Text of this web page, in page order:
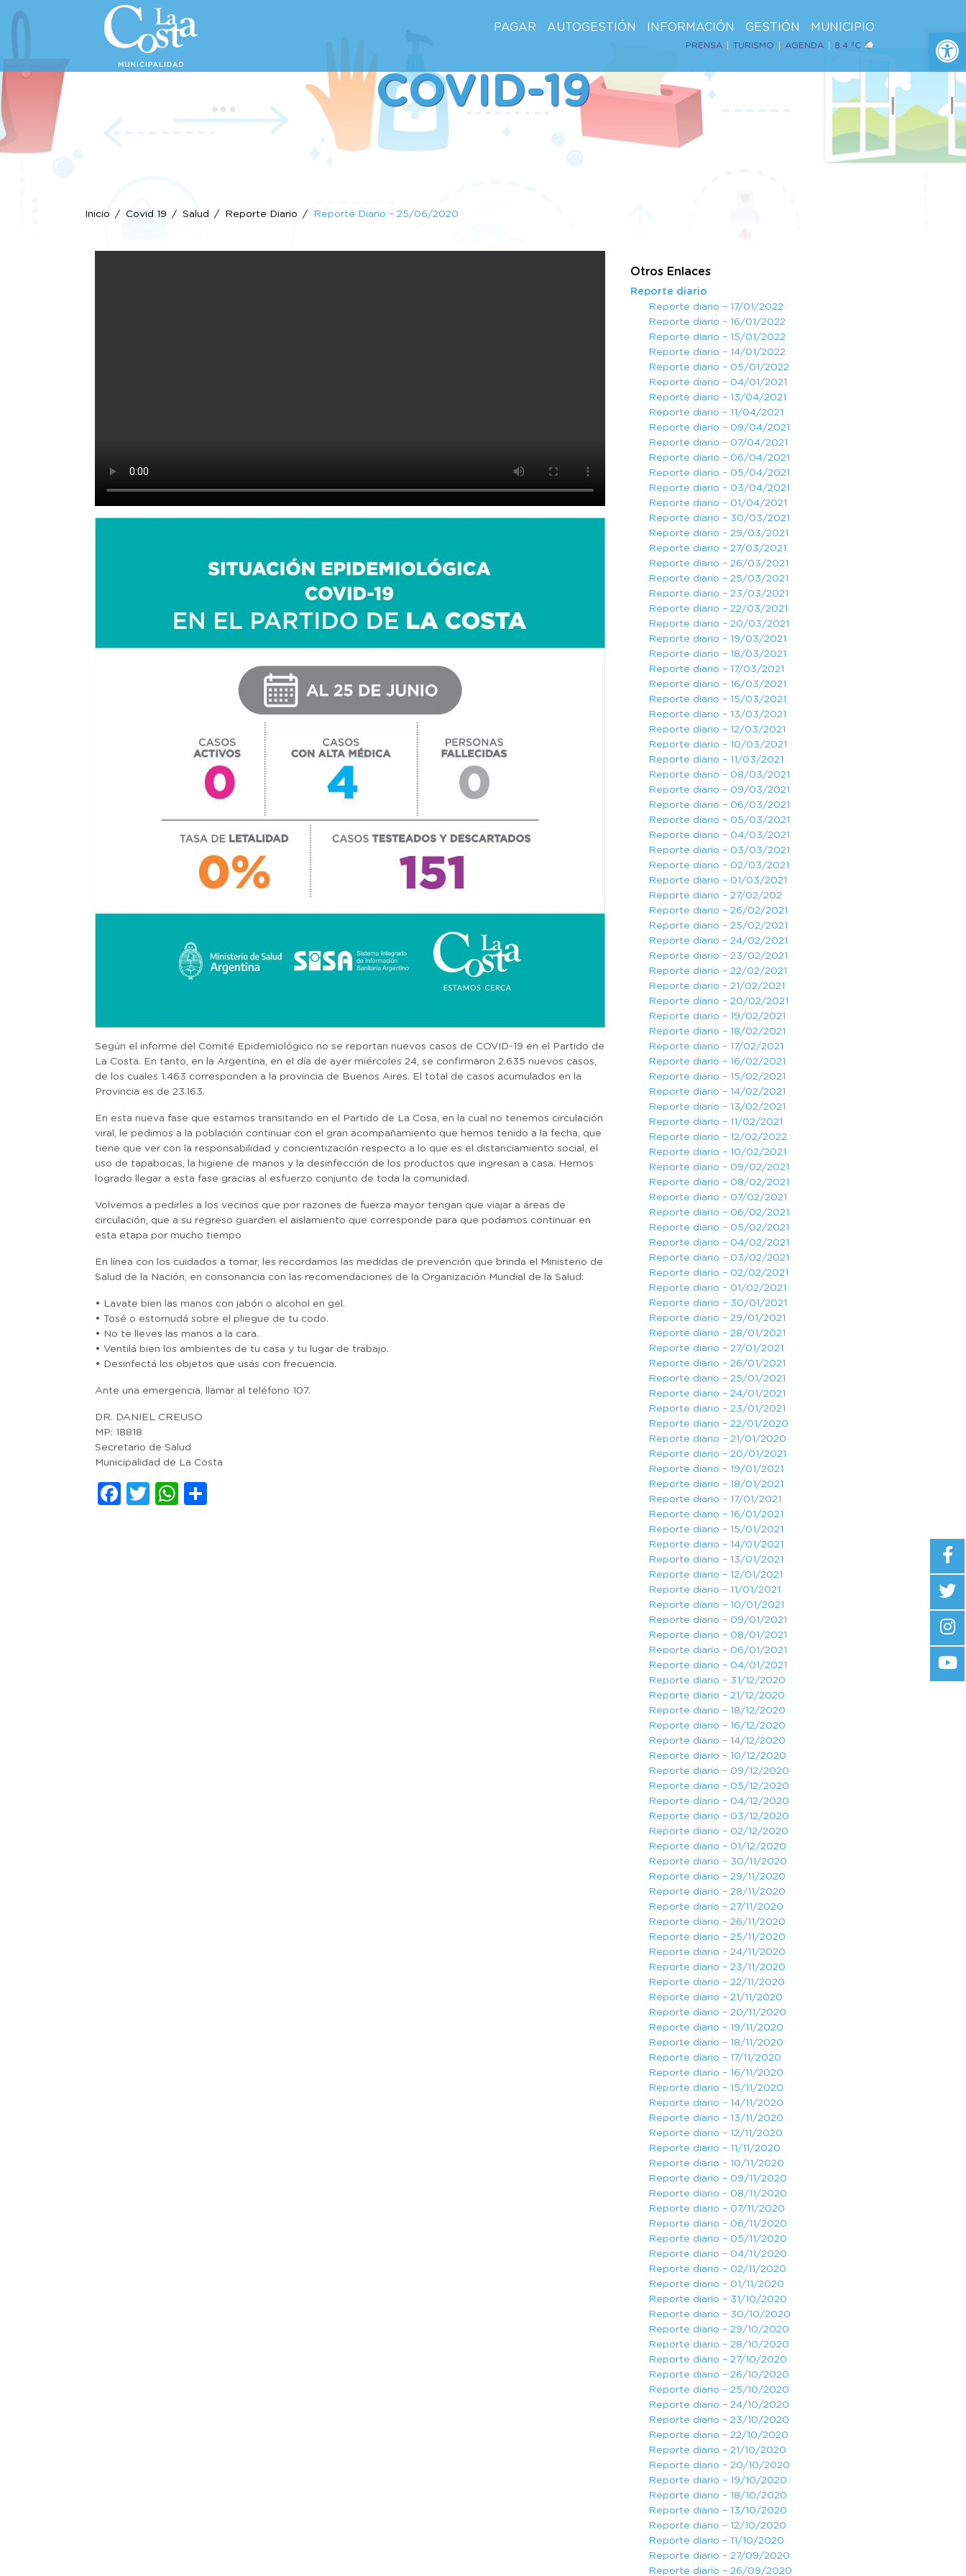
PAGAR AUTOGESTIÓN INFORMACIÓN GESTIÓN MUNICIPIO
PRENSA TURISMO AGENDA 8.4 ºC
COVID-19
Inicio Covid 19 Salud Reporte Diario Reporte Diario – 25/06/2020
Según el informe del Comité Epidemiológico no se reportan nuevos casos de COVID-19 en el Partido de
La Costa. En tanto, en la Argentina, en el día de ayer miércoles 24, se confirmaron 2.635 nuevos casos,
de los cuales 1.463 corresponden a la provincia de Buenos Aires. El total de casos acumulados en la
Provincia es de 23.163.
En esta nueva fase que estamos transitando en el Partido de La Cosa, en la cual no tenemos circulación
viral, le pedimos a la población continuar con el gran acompañamiento que hemos tenido a la fecha, que
tiene que ver con la responsabilidad y concientización respecto a lo que es el distanciamiento social, el
uso de tapabocas, la higiene de manos y la desinfección de los productos que ingresan a casa. Hemos
logrado llegar a esta fase gracias al esfuerzo conjunto de toda la comunidad.
Volvemos a pedirles a los vecinos que por razones de fuerza mayor tengan que viajar a áreas de
circulación, que a su regreso guarden el aislamiento que corresponde para que podamos continuar en
esta etapa por mucho tiempo
En línea con los cuidados a tomar, les recordamos las medidas de prevención que brinda el Ministerio de
Salud de la Nación, en consonancia con las recomendaciones de la Organización Mundial de la Salud:
• Lavate bien las manos con jabón o alcohol en gel.
• Tosé o estornudá sobre el pliegue de tu codo.
• No te lleves las manos a la cara.
• Ventilá bien los ambientes de tu casa y tu lugar de trabajo.
• Desinfectá los objetos que usás con frecuencia.
Ante una emergencia, llamar al teléfono 107.
DR. DANIEL CREUSO
MP: 18818
Secretario de Salud
Municipalidad de La Costa
Facebook
TwitterWhatsApp
Otros Enlaces
Reporte diario
Reporte diario – 17/01/2022
Reporte diario – 16/01/2022
Reporte diario – 15/01/2022
Reporte diario – 14/01/2022
Reporte diario – 05/01/2022
Reporte diario – 04/01/2021
Reporte diario – 13/04/2021
Reporte diario – 11/04/2021
Reporte diario – 09/04/2021
Reporte diario – 07/04/2021
Reporte diario – 06/04/2021
Reporte diario – 05/04/2021
Reporte diario – 03/04/2021
Reporte diario – 01/04/2021
Reporte diario – 30/03/2021
Reporte diario – 29/03/2021
Reporte diario – 27/03/2021
Reporte diario – 26/03/2021
Reporte diario – 25/03/2021
Reporte diario – 23/03/2021
Reporte diario – 22/03/2021
Reporte diario – 20/03/2021
Reporte diario – 19/03/2021
Reporte diario – 18/03/2021
Reporte diario – 17/03/2021
Reporte diario – 16/03/2021
Reporte diario – 15/03/2021
Reporte diario – 13/03/2021
Reporte diario – 12/03/2021
Reporte diario – 10/03/2021
Reporte diario – 11/03/2021
Reporte diario – 08/03/2021
Reporte diario – 09/03/2021
Reporte diario – 06/03/2021
Reporte diario – 05/03/2021
Reporte diario – 04/03/2021
Reporte diario – 03/03/2021
Reporte diario – 02/03/2021
Reporte diario – 01/03/2021
Reporte diario – 27/02/202
Reporte diario – 26/02/2021
Reporte diario – 25/02/2021
Reporte diario – 24/02/2021
Reporte diario – 23/02/2021
Reporte diario – 22/02/2021
Reporte diario – 21/02/2021
Reporte diario – 20/02/2021
Reporte diario – 19/02/2021
Reporte diario – 18/02/2021
Reporte diario – 17/02/2021
Reporte diario – 16/02/2021
Reporte diario – 15/02/2021
Reporte diario – 14/02/2021
Reporte diario – 13/02/2021
Reporte diario – 11/02/2021
Reporte diario – 12/02/2022
Reporte diario – 10/02/2021
Reporte diario – 09/02/2021
Reporte diario – 08/02/2021
Reporte diario – 07/02/2021
Reporte diario – 06/02/2021
Reporte diario – 05/02/2021
Reporte diario – 04/02/2021
Reporte diario – 03/02/2021
Reporte diario – 02/02/2021
Reporte diario – 01/02/2021
Reporte diario – 30/01/2021
Reporte diario – 29/01/2021
Reporte diario – 28/01/2021
Reporte diario – 27/01/2021
Reporte diario – 26/01/2021
Reporte diario – 25/01/2021
Reporte diario – 24/01/2021
Reporte diario – 23/01/2021
Reporte diario – 22/01/2020
Reporte diario – 21/01/2020
Reporte diario – 20/01/2021
Reporte diario – 19/01/2021
Reporte diario – 18/01/2021
Reporte diario – 17/01/2021
Reporte diario – 16/01/2021
Reporte diario – 15/01/2021
Reporte diario – 14/01/2021
Reporte diario – 13/01/2021
Reporte diario – 12/01/2021
Reporte diario – 11/01/2021
Reporte diario – 10/01/2021
Reporte diario – 09/01/2021
Reporte diario – 08/01/2021
Reporte diario – 06/01/2021
Reporte diario – 04/01/2021
Reporte diario – 31/12/2020
Reporte diario – 21/12/2020
Reporte diario – 18/12/2020
Reporte diario – 16/12/2020
Reporte diario – 14/12/2020
Reporte diario – 10/12/2020
Reporte diario – 09/12/2020
Reporte diario – 05/12/2020
Reporte diario – 04/12/2020
Reporte diario – 03/12/2020
Reporte diario – 02/12/2020
Reporte diario – 01/12/2020
Reporte diario – 30/11/2020
Reporte diario – 29/11/2020
Reporte diario – 28/11/2020
Reporte diario – 27/11/2020
Reporte diario – 26/11/2020
Reporte diario – 25/11/2020
Reporte diario – 24/11/2020
Reporte diario – 23/11/2020
Reporte diario – 22/11/2020
Reporte diario – 21/11/2020
Reporte diario – 20/11/2020
Reporte diario – 19/11/2020
Reporte diario – 18/11/2020
Reporte diario – 17/11/2020
Reporte diario – 16/11/2020
Reporte diario – 15/11/2020
Reporte diario – 14/11/2020
Reporte diario – 13/11/2020
Reporte diario – 12/11/2020
Reporte diario – 11/11/2020
Reporte diario – 10/11/2020
Reporte diario – 09/11/2020
Reporte diario – 08/11/2020
Reporte diario – 07/11/2020
Reporte diario – 06/11/2020
Reporte diario – 05/11/2020
Reporte diario – 04/11/2020
Reporte diario – 02/11/2020
Reporte diario – 01/11/2020
Reporte diario – 31/10/2020
Reporte diario – 30/10/2020
Reporte diario – 29/10/2020
Reporte diario – 28/10/2020
Reporte diario – 27/10/2020
Reporte diario – 26/10/2020
Reporte diario – 25/10/2020
Reporte diario – 24/10/2020
Reporte diario – 23/10/2020
Reporte diario – 22/10/2020
Reporte diario – 21/10/2020
Reporte diario – 20/10/2020
Reporte diario – 19/10/2020
Reporte diario – 18/10/2020
Reporte diario – 13/10/2020
Reporte diario – 12/10/2020
Reporte diario – 11/10/2020
Reporte diario – 27/09/2020
Reporte diario – 26/09/2020